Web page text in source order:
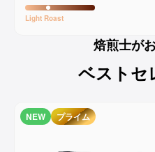
Light Roast
焙煎士が
ベストセ
NEW プライム